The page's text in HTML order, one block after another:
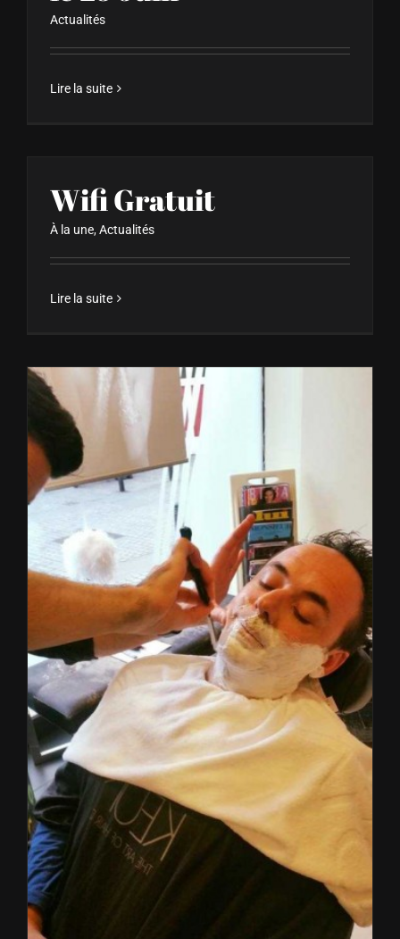
Actualités
Lire la suite
Wifi Gratuit
À la une, Actualités
Lire la suite